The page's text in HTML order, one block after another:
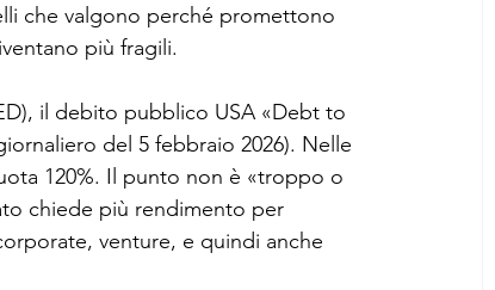
che valgono perché promettono
più fragili.
il debito pubblico USA «Debt to
del 5 febbraio 2026). Nelle
120%. Il punto non è «troppo o
chiede più rendimento per
venture, e quindi anche